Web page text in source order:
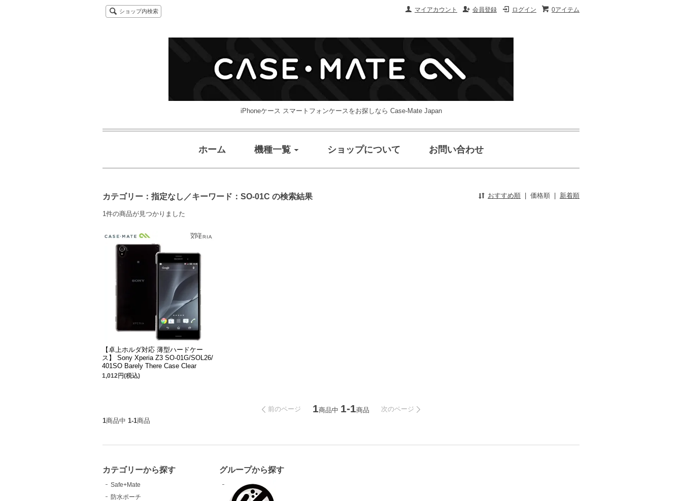
0アイテム
ログイン
会員登録
マイアカウント
ショップ内検索
iPhoneケース スマートフォンケースをお探しなら Case-Mate Japan
ホーム 機種一覧 ショップについて お問い合わせ
カテゴリー：指定なし／キーワード：SO-01C の検索結果 おすすめ順 | 価格順 | 新着順
1件の商品が見つかりました
【卓上ホルダ対応 薄型ハードケー
ス】 Sony Xperia Z3 SO-01G/SOL26/
401SO Barely There Case Clear
1,012円(税込)
前のページ 1商品中 1-1商品
次のページ
1商品中 1-1商品
カテゴリーから探す
Safe+Mate
防水ポーチ
グループから探す